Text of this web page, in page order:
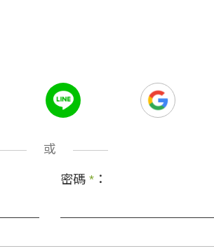
或
密碼 * ：